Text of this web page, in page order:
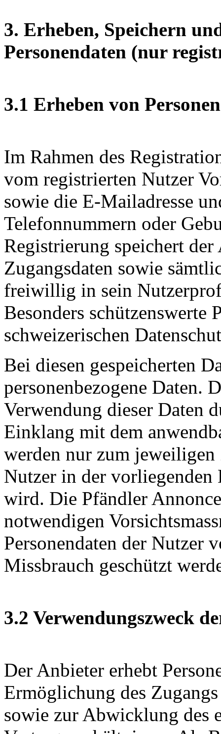
3. Erheben, Speichern
Personendaten (nur
3.1 Erheben von
Im Rahmen des
vom registrierten Nutzer
sowie die E-Mailadresse
Telefonnummern oder
Registrierung speichert
Zugangsdaten sowie
freiwillig in sein
Besonders schützenswerte
schweizerischen
Bei diesen gespeicherten
personenbezogene Daten.
Verwendung dieser Daten
Einklang mit dem
werden nur zum
Nutzer in der
wird. Die Pfändler
notwendigen
Personendaten der Nutzer
Missbrauch geschützt
3.2 Verwendungszweck
Der Anbieter erhebt
Ermöglichung des
sowie zur Abwicklung des